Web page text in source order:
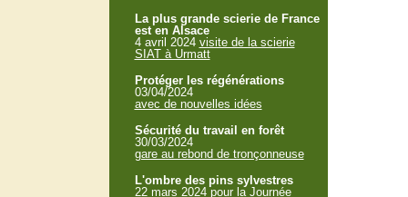
La plus grande scierie de France
est en Alsace
4 avril 2024 visite de la scierie
SIAT à Urmatt
Protéger les régénérations
03/04/2024
avec de nouvelles idées
Sécurité du travail en forêt
30/03/2024
gare au rebond de tronçonneuse
L'ombre des pins sylvestres
22 mars 2024 pour la Journée